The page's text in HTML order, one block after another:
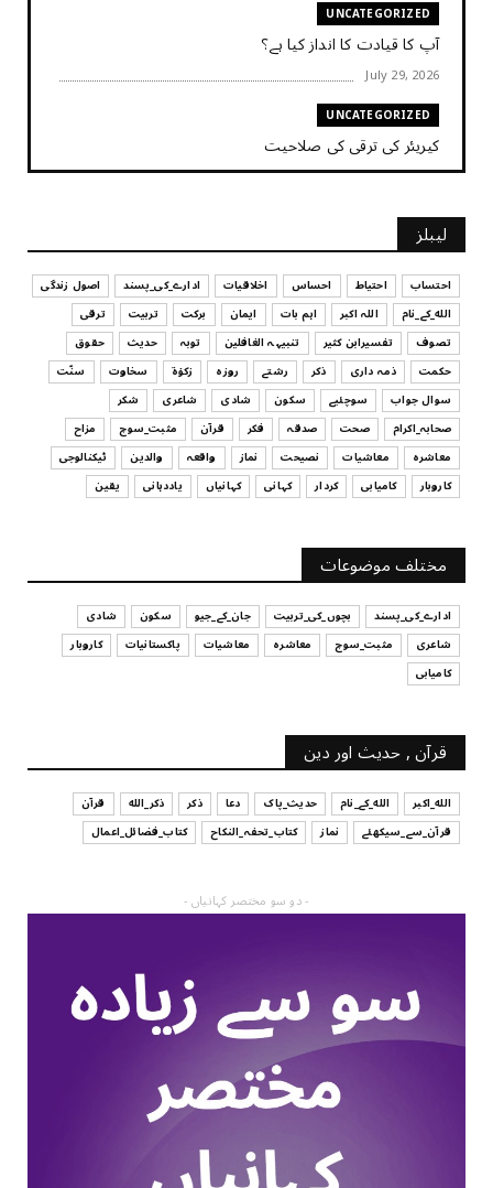
UNCATEGORIZED
آپ کا قیادت کا انداز کیا ہے؟
July 29, 2026
UNCATEGORIZED
کیریئر کی ترقی کی صلاحیت
July 29, 2026
UNCATEGORIZED
کیا آپ اپنے باس کو مؤثر طریقے سے منظم کر رہے ہیں
July 29, 2026
UNCATEGORIZED
اس وقت آپ کا موڈ کیسا ہے؟
July 29, 2026
UNCATEGORIZED
قرض لینے اور دینے میں ہوشیاری
July 29, 2026
آپ کا فیصلہ کرنے کا انداز
July 29, 2026
لیبلز
احتساب احتیاط احساس اخلاقیات ادارے_کی_پسند
اصول زندگی
الله_کے_نام
اللہ اکبر اہم بات ایمان برکت تربیت
ترقی
تصوف
تفسیرابن کثیر تنبیہہ الغافلین توبہ حدیث
حقوق
حکمت
ذمہ داری ذکر رشتے روزہ زکوٰۃ سخاوت
سنّت
سوال جواب
سوچئیے سکون شادی شاعری
شکر
صحابہ_اکرام
صحت صدقہ فکر قرآن مثبت_سوچ
مزاح
معاشرہ
معاشیات نصیحت نماز واقعہ والدین
ٹیکنالوجی
کاروبار
کامیابی کردار کہانی کہانیاں یاددہانی یقین
مختلف موضوعات
ادارے_کی_پسند بچوں_کی_تربیت جان_کے_جیو سکون
شادی
شاعری
مثبت_سوچ معاشرہ معاشیات پاکستانیات
کاروبار
کامیابی
قرآن , حدیث اور دین
الله_اکبر الله_کے_نام حدیث_پاک دعا ذکر ذکر_الله
قرآن
قرآن_سے_سیکھئے
نماز کتاب_تحفہ_النکاح کتاب_فضائل_اعمال
- دو سو مختصر کہانیاں -